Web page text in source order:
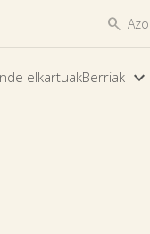

elkartuakBerriak 